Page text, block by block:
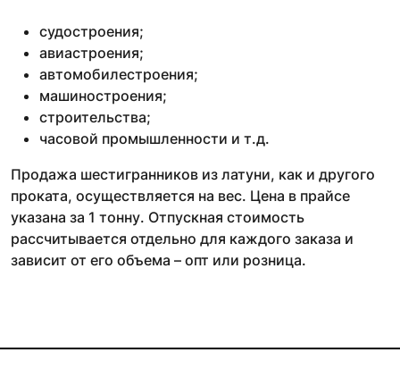
судостроения;
авиастроения;
автомобилестроения;
машиностроения;
строительства;
часовой промышленности и т.д.
Продажа шестигранников из латуни, как и другого
проката, осуществляется на вес. Цена в прайсе
указана за 1 тонну. Отпускная стоимость
рассчитывается отдельно для каждого заказа и
зависит от его объема – опт или розница.